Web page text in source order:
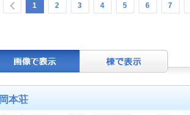
1 2 3 4 5 6 7
本荘